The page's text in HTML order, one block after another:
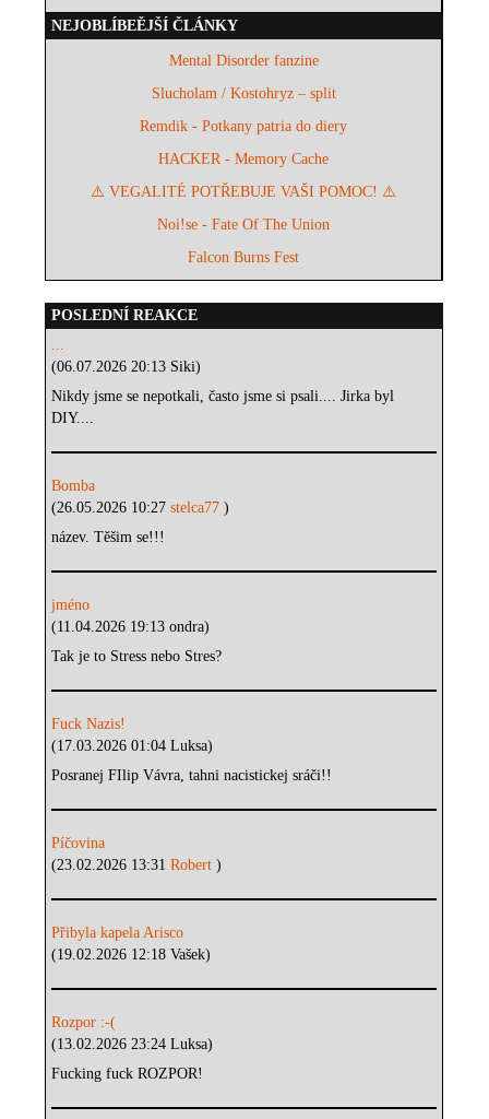
NEJOBLÍBEĚJŠÍ ČLÁNKY
Mental Disorder fanzine
Slucholam / Kostohryz – split
Remdik - Potkany patria do diery
HACKER - Memory Cache
⚠️ VEGALITÉ POTŘEBUJE VAŠI POMOC! ⚠️
Noi!se - Fate Of The Union
Falcon Burns Fest
POSLEDNÍ REAKCE
...
(06.07.2026 20:13 Siki)
Nikdy jsme se nepotkali, často jsme si psali.... Jirka byl
DIY....
Bomba
(26.05.2026 10:27stelca77)
název. Těšim se!!!
jméno
(11.04.2026 19:13 ondra)
Tak je to Stress nebo Stres?
Fuck Nazis!
(17.03.2026 01:04 Luksa)
Posranej FIlip Vávra, tahni nacistickej sráči!!
Píčovina
(23.02.2026 13:31Robert)
Přibyla kapela Arisco
(19.02.2026 12:18 Vašek)
Rozpor :-(
(13.02.2026 23:24 Luksa)
Fucking fuck ROZPOR!